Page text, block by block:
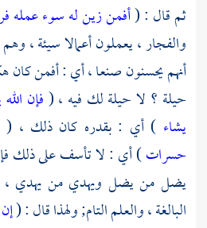
ثم قال : (أفمن زين له سوء عمله
والفجار ، يعملون أعمالا سيئة ،
أنهم يحسنون صنعا ، أي : أفمن كان
حيلة ؟ لا حيلة لك فيه ، (فإن
يشاء ) أي : بقدره كان ذلك ، (
حسرات) أي : لا تأسف على ذلك
يضل من يضل ويهدي من يهدي ،
البالغة ، والعلم التام; ولهذا قال : (